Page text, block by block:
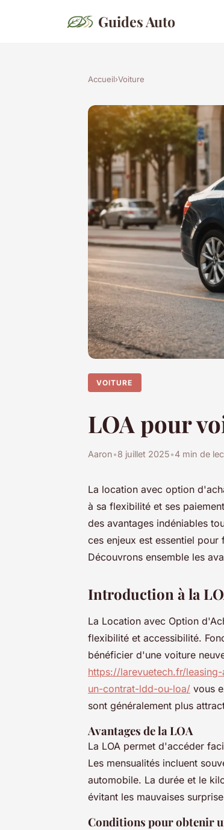
Guides Auto
Accueil›Voiture
VOITURE
LOA pour
Aaron•8 juillet 2025•4 min de
La location avec option
à sa flexibilité et ses
des avantages indéniables
ces enjeux est essentiel
Découvrons ensemble les
Introduction à la
La Location avec Option
flexibilité et accessibilité.
bénéficier d'une voiture
https://larevuetech.fr/
un-contrat-ldd-ou-loa/ vous
sont généralement plus
Avantages de la LOA
La LOA permet d'accéder
Les mensualités incluent
automobile. La durée et le
évitant les mauvaises
Conditions pour obtenir